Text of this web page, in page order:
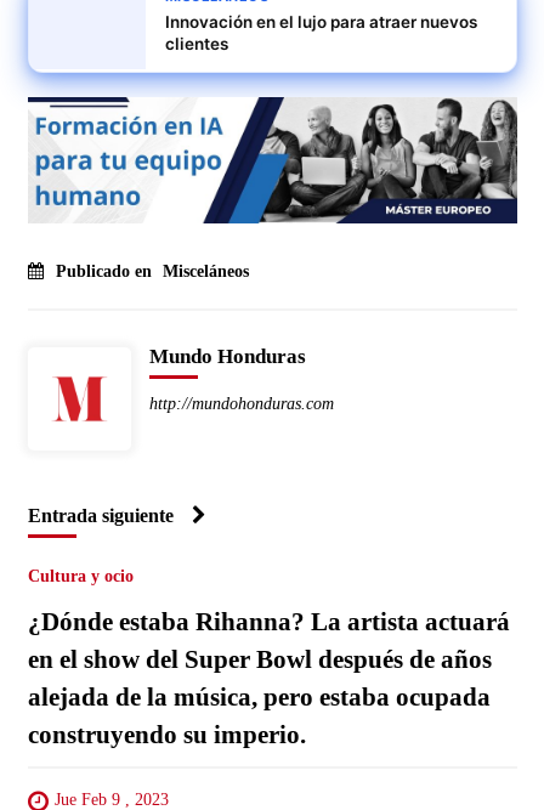
Innovación en el lujo para atraer nuevos
clientes
Publicado en Misceláneos
Mundo Honduras
http://mundohonduras.com
Entrada siguiente
Cultura y ocio
¿Dónde estaba Rihanna? La artista actuará
en el show del Super Bowl después de años
alejada de la música, pero estaba ocupada
construyendo su imperio.
Jue Feb 9 , 2023